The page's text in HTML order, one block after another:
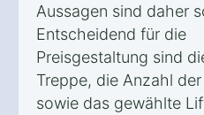
Aussagen sind daher
Entscheidend für die
Preisgestaltung sind
Treppe, die Anzahl
sowie das gewählte